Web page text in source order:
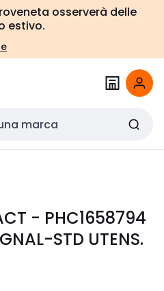
osserverà delle
estivo.
- PHC1658794
STD UTENS.